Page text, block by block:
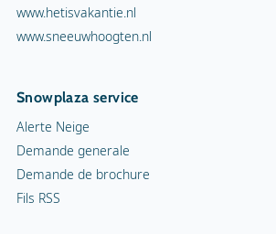
Demande generale
Demande de brochure
Fils RSS